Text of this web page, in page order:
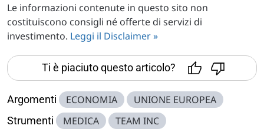
Le informazioni contenute in questo sito non
costituiscono consigli né offerte di servizi di
investimento. Leggi il Disclaimer »
Ti è piaciuto questo articolo?
Argomenti ECONOMIA UNIONE EUROPEA
Strumenti MEDICA TEAM INC